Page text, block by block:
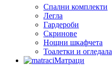
Спални комплекти
Легла
Гардероби
Скринове
Нощни шкафчета
Тоалетки и огледала
Матраци